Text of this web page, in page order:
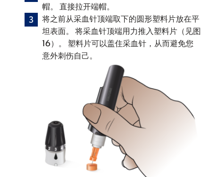
帽。 直接拉开端帽。
将之前从采血针顶端取下的圆形塑料片放在平
坦表面。 将采血针顶端用力推入塑料片（见图
16）。 塑料片可以盖住采血针，从而避免您
意外刺伤自己。